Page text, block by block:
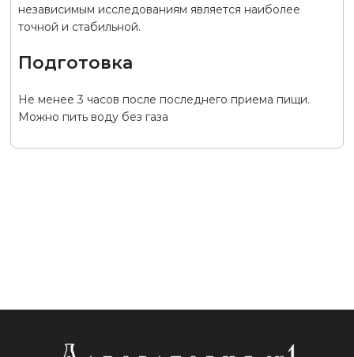
независимым исследованиям является наиболее
точной и стабильной.
Подготовка
Не менее 3 часов после последнего приема пищи.
Можно пить воду без газа